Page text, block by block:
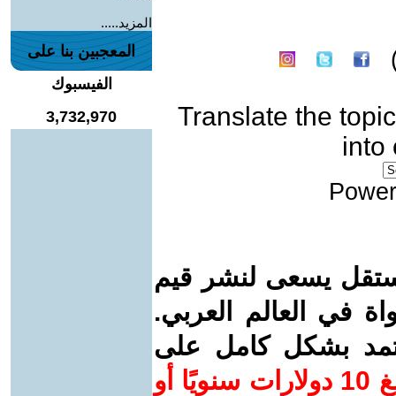
Translate the topic
into
يسعى لنشر قيم
في العالم العربي.
بشكل كامل على
ساهم/ي معنا! بدعمكم بمبلغ 10 دولارات سنويًا أو
المزيد.....
المعجبين بنا على
الفيسبوك
3,732,970